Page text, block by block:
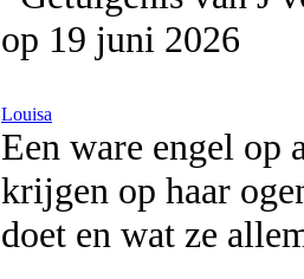
op 19 juni 2026
Louisa
Een ware engel op
krijgen op haar
doet en wat ze